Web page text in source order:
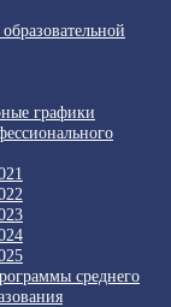
графики
среднего